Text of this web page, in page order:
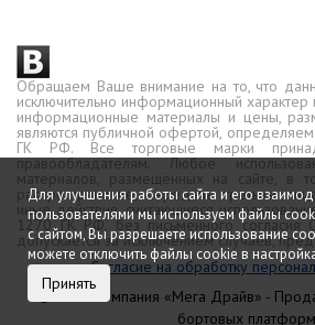
Обращаем Ваше внимание на то, что
исключительно информационный характер
информационные материалы и цены,
являются публичной офертой,
ГК РФ. Все торговые марки
правообладателям. Любое
материалов, размещённых на сайте, в
распространение, передача третьим
иные действия, считающиеся
1270 ГК РФ, без письменного
допускается за исключением случаев,
Согласие на обработку
© 2026 Компания «Мега Драйв» -
бортовых платформ
Для улучшения работы сайта и его
пользователями мы используем файлы
с сайтом, Вы разрешаете использование
можете отключить файлы cookie в
Принять